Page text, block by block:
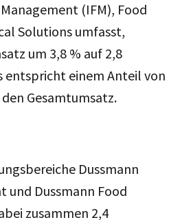
(IFM), Food
Solutions umfasst,
um 3,8 % auf 2,8
entspricht einem Anteil von
Gesamtumsatz.
Dussmann
und Dussmann Food
zusammen 2,4